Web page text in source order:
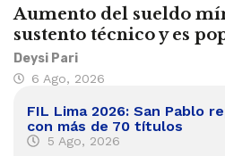
Aumento del sueldo
sustento técnico y es
Deysi Pari
6 Ago, 2026
FIL Lima 2026: San Pablo
con más de 70 títulos
5 Ago, 2026